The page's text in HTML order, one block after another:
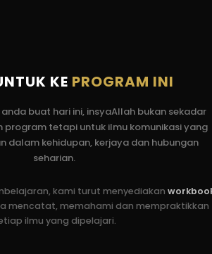
KE PROGRAM INI
buat hari ini, insyaAllah bukan sekadar
program tetapi untuk ilmu komunikasi yang
dalam kehidupan, kerjaya dan hubungan
seharian.
kami turut menyediakan
mencatat, memahami dan mempraktikkan
ilmu yang dipelajari.